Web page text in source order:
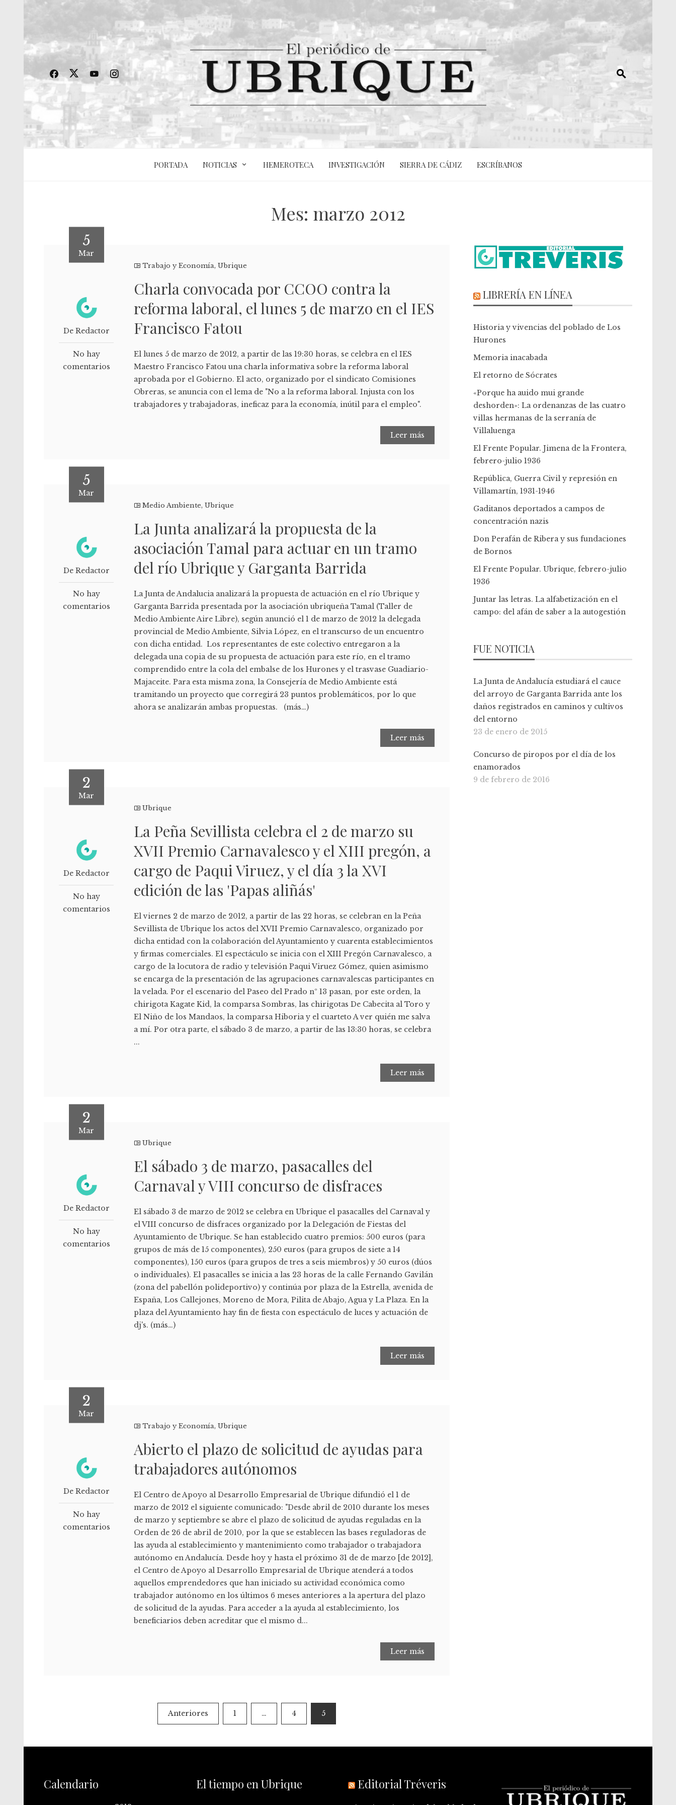
PORTADA NOTICIAS HEMEROTECA INVESTIGACIÓN SIERRA DE CÁDIZ ESCRÍBANOS
Mes: marzo 2012
5
Mar
De Redactor
No hay
comentarios
Trabajo y Economía,Ubrique
Charla convocada por CCOO contra la
reforma laboral, el lunes 5 de marzo en el IES
Francisco Fatou
El lunes 5 de marzo de 2012, a partir de las 19:30 horas, se celebra en el IES
Maestro Francisco Fatou una charla informativa sobre la reforma laboral
aprobada por el Gobierno. El acto, organizado por el sindicato Comisiones
Obreras, se anuncia con el lema de "No a la reforma laboral. Injusta con los
trabajadores y trabajadoras, ineficaz para la economía, inútil para el empleo".
Leer más
5
Mar
De Redactor
No hay
comentarios
Medio Ambiente,Ubrique
La Junta analizará la propuesta de la
asociación Tamal para actuar en un tramo
del río Ubrique y Garganta Barrida
La Junta de Andalucia analizará la propuesta de actuación en el río Ubrique y
Garganta Barrida presentada por la asociación ubriqueña Tamal (Taller de
Medio Ambiente Aire Libre), según anunció el 1 de marzo de 2012 la delegada
provincial de Medio Ambiente, Silvia López, en el transcurso de un encuentro
con dicha entidad. Los representantes de este colectivo entregaron a la
delegada una copia de su propuesta de actuación para este río, en el tramo
comprendido entre la cola del embalse de los Hurones y el trasvase Guadiario-
Majaceite. Para esta misma zona, la Consejería de Medio Ambiente está
tramitando un proyecto que corregirá 23 puntos problemáticos, por lo que
ahora se analizarán ambas propuestas. (más…)
Leer más
2
Mar
De Redactor
No hay
comentarios
Ubrique
La Peña Sevillista celebra el 2 de marzo su
XVII Premio Carnavalesco y el XIII pregón, a
cargo de Paqui Viruez, y el día 3 la XVI
edición de las 'Papas aliñás'
El viernes 2 de marzo de 2012, a partir de las 22 horas, se celebran en la Peña
Sevillista de Ubrique los actos del XVII Premio Carnavalesco, organizado por
dicha entidad con la colaboración del Ayuntamiento y cuarenta establecimientos
y firmas comerciales. El espectáculo se inicia con el XIII Pregón Carnavalesco, a
cargo de la locutora de radio y televisión Paqui Viruez Gómez, quien asimismo
se encarga de la presentación de las agrupaciones carnavalescas participantes en
la velada. Por el escenario del Paseo del Prado nº 13 pasan, por este orden, la
chirigota Kagate Kid, la comparsa Sombras, las chirigotas De Cabecita al Toro y
El Niño de los Mandaos, la comparsa Hiboria y el cuarteto A ver quién me salva
a mí. Por otra parte, el sábado 3 de marzo, a partir de las 13:30 horas, se celebra
...
Leer más
2
Mar
De Redactor
No hay
comentarios
Ubrique
El sábado 3 de marzo, pasacalles del
Carnaval y VIII concurso de disfraces
El sábado 3 de marzo de 2012 se celebra en Ubrique el pasacalles del Carnaval y
el VIII concurso de disfraces organizado por la Delegación de Fiestas del
Ayuntamiento de Ubrique. Se han establecido cuatro premios: 500 euros (para
grupos de más de 15 componentes), 250 euros (para grupos de siete a 14
componentes), 150 euros (para grupos de tres a seis miembros) y 50 euros (dúos
o individuales). El pasacalles se inicia a las 23 horas de la calle Fernando Gavilán
(zona del pabellón polideportivo) y continúa por plaza de la Estrella, avenida de
España, Los Callejones, Moreno de Mora, Pilita de Abajo, Agua y La Plaza. En la
plaza del Ayuntamiento hay fin de fiesta con espectáculo de luces y actuación de
dj's. (más…)
Leer más
2
Mar
De Redactor
No hay
comentarios
Trabajo y Economía,Ubrique
Abierto el plazo de solicitud de ayudas para
trabajadores autónomos
El Centro de Apoyo al Desarrollo Empresarial de Ubrique difundió el 1 de
marzo de 2012 el siguiente comunicado: "Desde abril de 2010 durante los meses
de marzo y septiembre se abre el plazo de solicitud de ayudas reguladas en la
Orden de 26 de abril de 2010, por la que se establecen las bases reguladoras de
las ayuda al establecimiento y mantenimiento como trabajador o trabajadora
autónomo en Andalucía. Desde hoy y hasta el próximo 31 de de marzo [de 2012],
el Centro de Apoyo al Desarrollo Empresarial de Ubrique atenderá a todos
aquellos emprendedores que han iniciado su actividad económica como
trabajador autónomo en los últimos 6 meses anteriores a la apertura del plazo
de solicitud de la ayudas. Para acceder a la ayuda al establecimiento, los
beneficiarios deben acreditar que el mismo d...
Leer más
Anteriores 1 … 4 5
LIBRERÍA EN LÍNEA
Historia y vivencias del poblado de Los
Hurones
Memoria inacabada
El retorno de Sócrates
«Porque ha auido mui grande
deshorden»: La ordenanzas de las cuatro
villas hermanas de la serranía de
Villaluenga
El Frente Popular. Jimena de la Frontera,
febrero-julio 1936
República, Guerra Civil y represión en
Villamartín, 1931-1946
Gaditanos deportados a campos de
concentración nazis
Don Perafán de Ribera y sus fundaciones
de Bornos
El Frente Popular. Ubrique, febrero-julio
1936
Juntar las letras. La alfabetización en el
campo: del afán de saber a la autogestión
FUE NOTICIA
La Junta de Andalucía estudiará el cauce
del arroyo de Garganta Barrida ante los
daños registrados en caminos y cultivos
del entorno
23 de enero de 2015
Concurso de piropos por el día de los
enamorados
9 de febrero de 2016
Calendario El tiempo en Ubrique Editorial Tréveris